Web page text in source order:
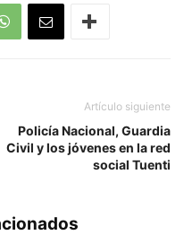
Artículo siguiente
Policía Nacional, Guardia
Civil y los jóvenes en la red
social Tuenti